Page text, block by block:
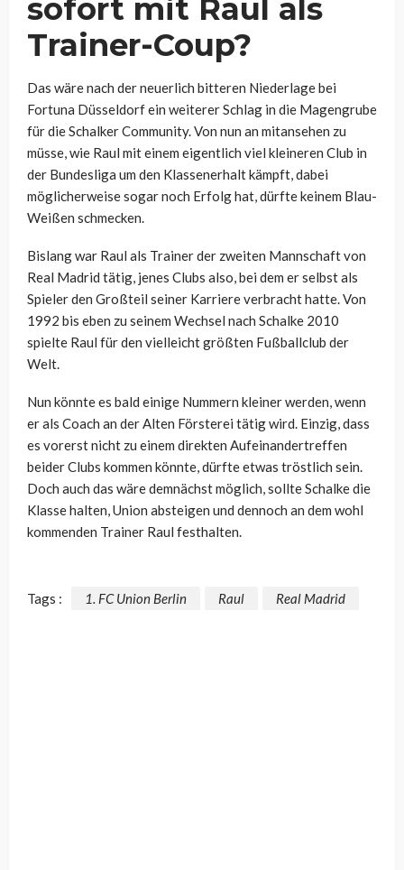
sofort mit Raul als
Trainer-Coup?
Das wäre nach der neuerlich bitteren Niederlage bei
Fortuna Düsseldorf ein weiterer Schlag in die Magengrube
für die Schalker Community. Von nun an mitansehen zu
müsse, wie Raul mit einem eigentlich viel kleineren Club in
der Bundesliga um den Klassenerhalt kämpft, dabei
möglicherweise sogar noch Erfolg hat, dürfte keinem Blau-
Weißen schmecken.
Bislang war Raul als Trainer der zweiten Mannschaft von
Real Madrid tätig, jenes Clubs also, bei dem er selbst als
Spieler den Großteil seiner Karriere verbracht hatte. Von
1992 bis eben zu seinem Wechsel nach Schalke 2010
spielte Raul für den vielleicht größten Fußballclub der
Welt.
Nun könnte es bald einige Nummern kleiner werden, wenn
er als Coach an der Alten Försterei tätig wird. Einzig, dass
es vorerst nicht zu einem direkten Aufeinandertreffen
beider Clubs kommen könnte, dürfte etwas tröstlich sein.
Doch auch das wäre demnächst möglich, sollte Schalke die
Klasse halten, Union absteigen und dennoch an dem wohl
kommenden Trainer Raul festhalten.
Tags : 1. FC Union Berlin Raul Real Madrid